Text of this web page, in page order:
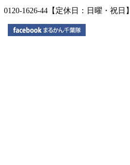
0120-1626-44【定休日：日曜・祝日】